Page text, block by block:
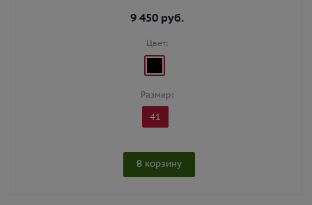
9 450руб.
Цвет:
Размер:
41
В корзину